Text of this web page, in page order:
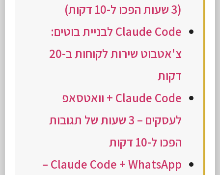
(3 שעות הפכו ל-10 דקות)
Claude Code לבניית בוטים:
צ'אטבוט שירות לקוחות ב-20
דקות
Claude Code + וואטסאפ
לעסקים – 3 שעות של תגובות
הפכו ל-10 דקות
Claude Code + WhatsApp –